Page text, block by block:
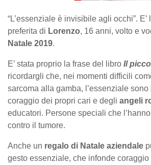
“L’essenziale è invisibile agli occhi”.
preferita di Lorenzo, 16 anni, volto e
Natale 2019.
E’ stata proprio la frase del libro Il
ricordargli che, nei momenti difficili
sarcoma alla gamba, l’essenziale sono
coraggio dei propri cari e degli angeli
educatori. Persone speciali che
contro il tumore.
Anche un regalo di Natale aziendale
gesto essenziale, che infonde coraggio